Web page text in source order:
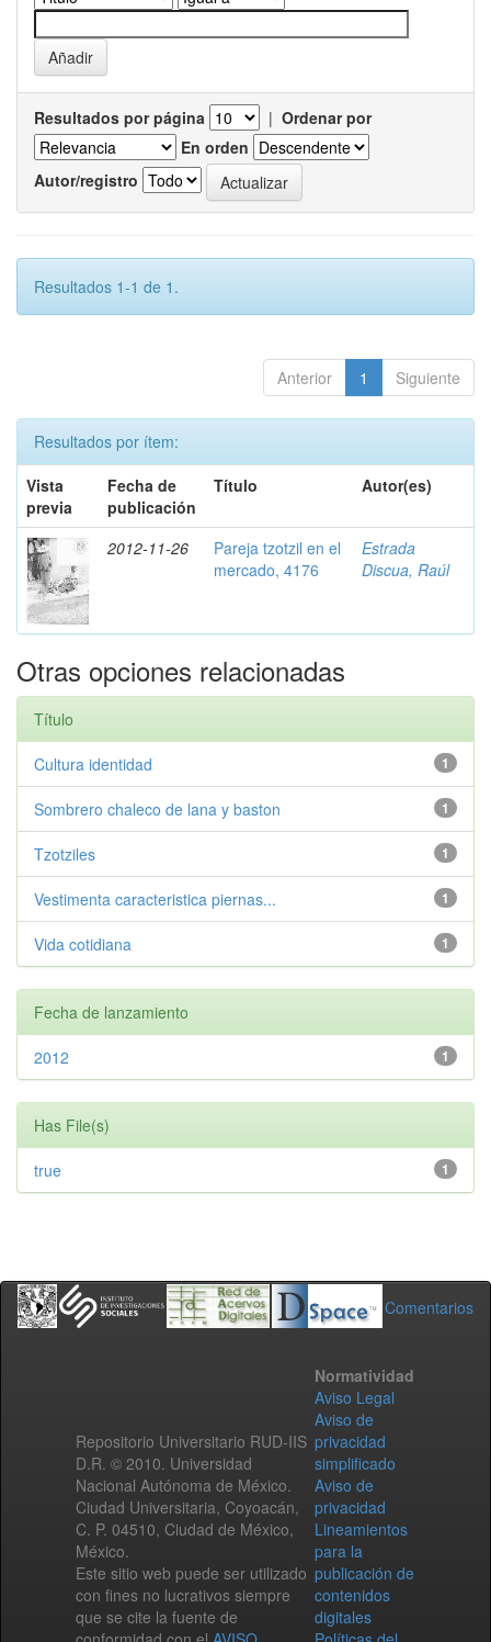
Resultados por página | Ordenar por
En orden
Autor/registro
Resultados 1-1 de 1.
Anterior 1 Siguiente
Resultados por ítem:
Vista
previa
Fecha de
publicación
Título Autor(es)
2012-11-26
Pareja tzotzil en el
mercado, 4176
Estrada
Discua, Raúl
Otras opciones relacionadas
Título
1
Cultura identidad
1
Sombrero chaleco de lana y baston
1
Tzotziles
1
Vestimenta caracteristica piernas...
1
Vida cotidiana
Fecha de lanzamiento
1
2012
Has File(s)
1
true
Comentarios
Repositorio Universitario RUD-IIS
D.R. © 2010. Universidad
Nacional Autónoma de México.
Ciudad Universitaria, Coyoacán,
C. P. 04510, Ciudad de México,
México.
Este sitio web puede ser utilizado
con fines no lucrativos siempre
que se cite la fuente de
Normatividad
Aviso Legal
Aviso de
privacidad
simplificado
Aviso de
privacidad
Lineamientos
para la
publicación de
contenidos
digitales